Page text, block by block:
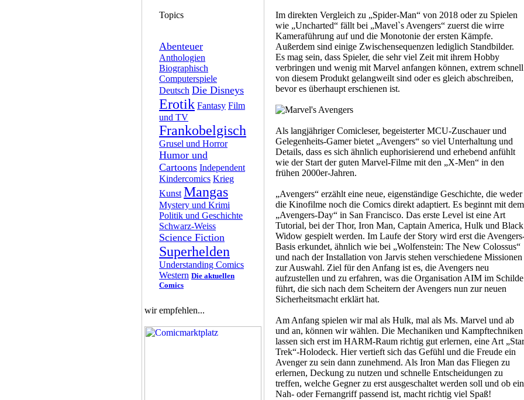
Topics
Abenteuer
Anthologien
Biographisch
Computerspiele
Deutsch Die Disneys
Erotik Fantasy Film
und TV
Frankobelgisch
Grusel und Horror
Humor und
Cartoons Independent
Kindercomics Krieg
Kunst Mangas
Mystery und Krimi
Politik und Geschichte
Schwarz-Weiss
Science Fiction
Superhelden
Understanding Comics
Western Die aktuellen
Comics
wir empfehlen...
Im direkten Vergleich zu „Spider-Man“ von 2018 oder zu Spielen
wie „Uncharted“ fällt bei „Mavel`s Avengers“ zuerst die wirre
Kameraführung auf und die Monotonie der ersten Kämpfe.
Außerdem sind einige Zwischensequenzen lediglich Standbilder.
Es mag sein, dass Spieler, die sehr viel Zeit mit ihrem Hobby
verbringen und wenig mit Marvel anfangen können, extrem schnell
von diesem Produkt gelangweilt sind oder es gleich abschreiben,
bevor es überhaupt erschienen ist.
Als langjähriger Comicleser, begeisterter MCU-Zuschauer und
Gelegenheits-Gamer bietet „Avengers“ so viel Unterhaltung und
Details, dass es sich ähnlich euphorisierend und erhebend anfühlt
wie der Start der guten Marvel-Filme mit den „X-Men“ in den
frühen 2000er-Jahren.
„Avengers“ erzählt eine neue, eigenständige Geschichte, die weder
die Kinofilme noch die Comics direkt adaptiert. Es beginnt mit dem
„Avengers-Day“ in San Francisco. Das erste Level ist eine Art
Tutorial, bei der Thor, Iron Man, Captain America, Hulk und Black
Widow gespielt werden. Im Laufe der Story wird erst die
Basis erkundet, ähnlich wie bei „Wolfenstein: The New Colossus“
und nach der Installation von Jarvis stehen verschiedene Missionen
zur Auswahl. Ziel für den Anfang ist es, die Avengers neu
aufzustellen und zu erfahren, was die Organisation AIM im Schilde
führt, die sich nach dem Scheitern der Avengers nun zur neuen
Sicherheitsmacht erklärt hat.
Am Anfang spielen wir mal als Hulk, mal als Ms. Marvel und ab
und an, können wir wählen. Die Mechaniken und Kampftechniken
lassen sich erst im HARM-Raum richtig gut erlernen, eine Art „Star
Trek“-Holodeck. Hier vertieft sich das Gefühl und die Freude ein
Avenger zu sein dann zunehmend. Als Iron Man das Fliegen zu
erlernen, Deckung zu nutzen und schnelle Entscheidungen zu
treffen, welche Gegner zu erst ausgeschaltet werden soll und ob ein
Nah- oder Fernangriff passend ist, macht richtig viel Spaß!